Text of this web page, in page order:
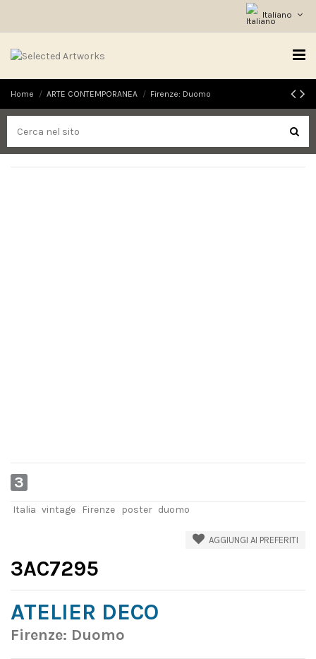
Italiano
Home ARTE CONTEMPORANEA Firenze: Duomo
3
Italia vintage Firenze poster duomo
AGGIUNGI AI PREFERITI
3AC7295
ATELIER DECO
Firenze: Duomo